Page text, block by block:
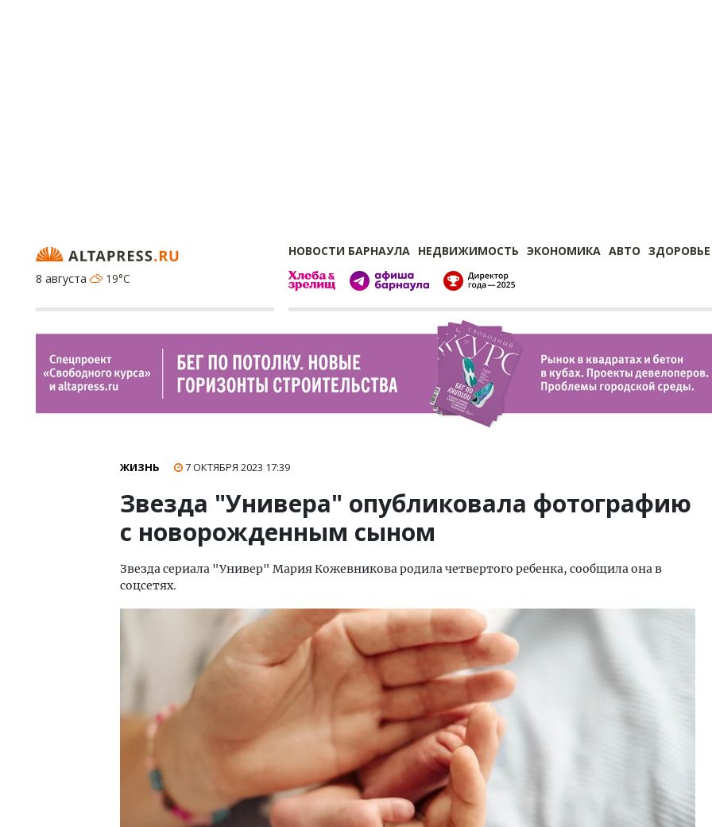
НОВОСТИ БАРНАУЛА НЕДВИЖИМОСТЬ ЭКОНОМИКА АВТО ЗДОРОВЬЕ
8 августа
19°C
ЖИЗНЬ 7 ОКТЯБРЯ 2023 17:39
Звезда "Универа" опубликовала фотографию
с новорожденным сыном
Звезда сериала "Универ" Мария Кожевникова родила четвертого ребенка, сообщила она в
соцсетях.